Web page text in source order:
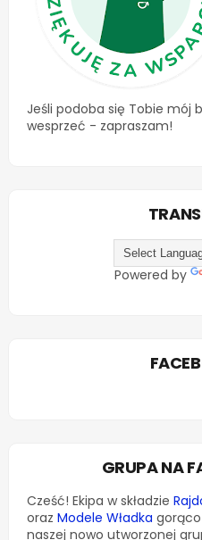
Jeśli podoba się Tobie mój
wesprzeć - zapraszam!
Powered by
GRUPA NA
Cześć! Ekipa w składzie
oraz Modele Władka
naszej nowo utworzonej